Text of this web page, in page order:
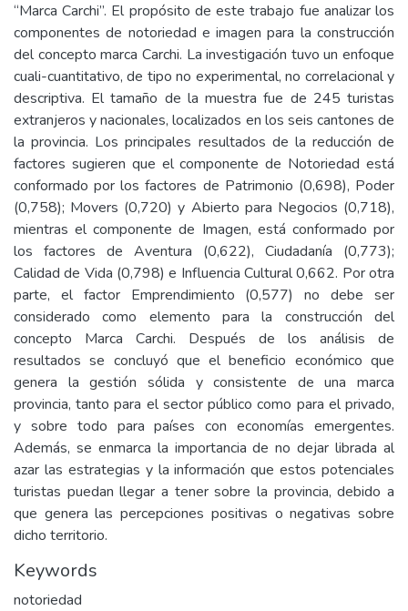
“Marca Carchi”. El propósito de este trabajo fue analizar los
componentes de notoriedad e imagen para la construcción
del concepto marca Carchi. La investigación tuvo un enfoque
cuali-cuantitativo, de tipo no experimental, no correlacional y
descriptiva. El tamaño de la muestra fue de 245 turistas
extranjeros y nacionales, localizados en los seis cantones de
la provincia. Los principales resultados de la reducción de
factores sugieren que el componente de Notoriedad está
conformado por los factores de Patrimonio (0,698), Poder
(0,758); Movers (0,720) y Abierto para Negocios (0,718),
mientras el componente de Imagen, está conformado por
los factores de Aventura (0,622), Ciudadanía (0,773);
Calidad de Vida (0,798) e Influencia Cultural 0,662. Por otra
parte, el factor Emprendimiento (0,577) no debe ser
considerado como elemento para la construcción del
concepto Marca Carchi. Después de los análisis de
resultados se concluyó que el beneficio económico que
genera la gestión sólida y consistente de una marca
provincia, tanto para el sector público como para el privado,
y sobre todo para países con economías emergentes.
Además, se enmarca la importancia de no dejar librada al
azar las estrategias y la información que estos potenciales
turistas puedan llegar a tener sobre la provincia, debido a
que genera las percepciones positivas o negativas sobre
dicho territorio.
Keywords
notoriedad